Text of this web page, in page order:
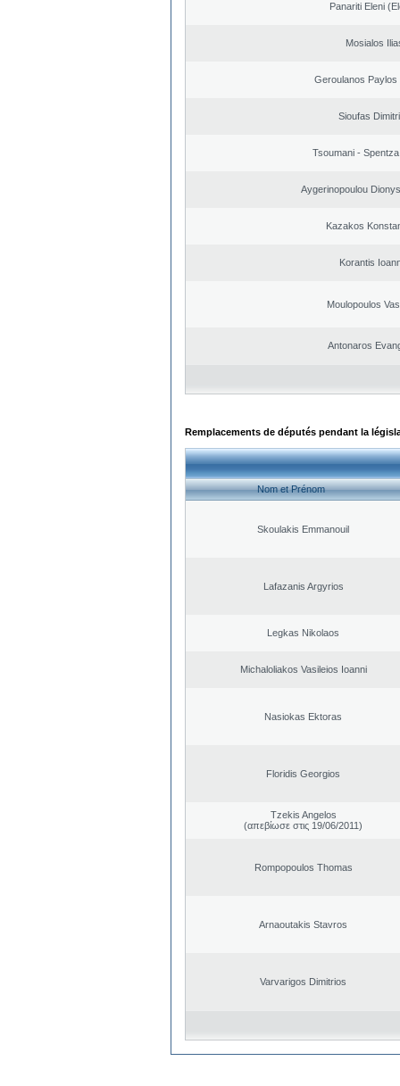
Panariti Eleni
Mosialos
Geroulanos Paylos
Sioufas
Tsoumani -
Aygerinopoulou
Kazakos
Korantis
Moulopoulos
Antonaros
Remplacements de députés pendant la
Nom et Prénom
Skoulakis Emmanouil
Lafazanis Argyrios
Legkas Nikolaos
Michaloliakos Vasileios Ioanni
Nasiokas Ektoras
Floridis Georgios
Tzekis Angelos
(απεβίωσε στις 19/06/2011)
Rompopoulos Thomas
Arnaoutakis Stavros
Varvarigos Dimitrios